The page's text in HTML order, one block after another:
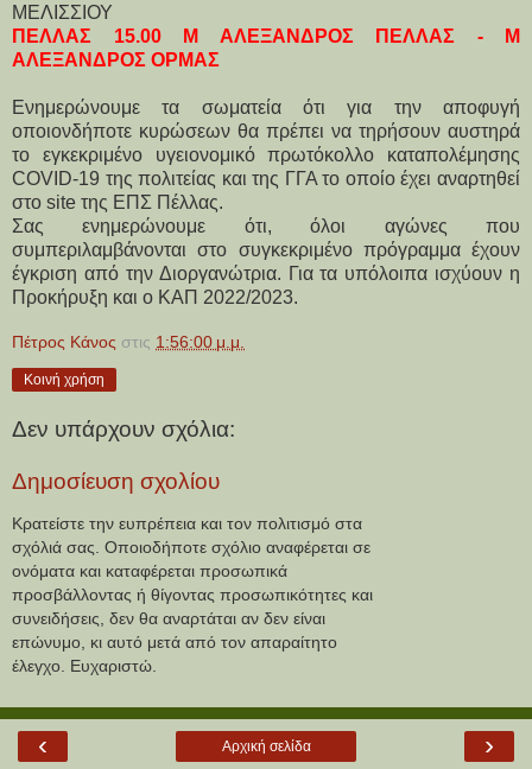
ΜΕΛΙΣΣΙΟΥ
ΠΕΛΛΑΣ 15.00 Μ ΑΛΕΞΑΝΔΡΟΣ ΠΕΛΛΑΣ - Μ
ΑΛΕΞΑΝΔΡΟΣ ΟΡΜΑΣ
Ενημερώνουμε τα σωματεία ότι για την αποφυγή
οποιονδήποτε κυρώσεων θα πρέπει να τηρήσουν αυστηρά
το εγκεκριμένο υγειονομικό πρωτόκολλο καταπολέμησης
COVID-19 της πολιτείας και της ΓΓΑ το οποίο έχει αναρτηθεί
στο site της ΕΠΣ Πέλλας.
Σας ενημερώνουμε ότι, όλοι αγώνες που
συμπεριλαμβάνονται στο συγκεκριμένο πρόγραμμα έχουν
έγκριση από την Διοργανώτρια. Για τα υπόλοιπα ισχύουν η
Προκήρυξη και ο ΚΑΠ 2022/2023.
Πέτρος Κάνος στις 1:56:00 μ.μ.
Κοινή χρήση
Δεν υπάρχουν σχόλια:
Δημοσίευση σχολίου
Κρατείστε την ευπρέπεια και τον πολιτισμό στα
σχόλιά σας. Οποιοδήποτε σχόλιο αναφέρεται σε
ονόματα και καταφέρεται προσωπικά
προσβάλλοντας ή θίγοντας προσωπικότητες και
συνειδήσεις, δεν θα αναρτάται αν δεν είναι
επώνυμο, κι αυτό μετά από τον απαραίτητο
έλεγχο. Ευχαριστώ.
‹ ›
Αρχική σελίδα